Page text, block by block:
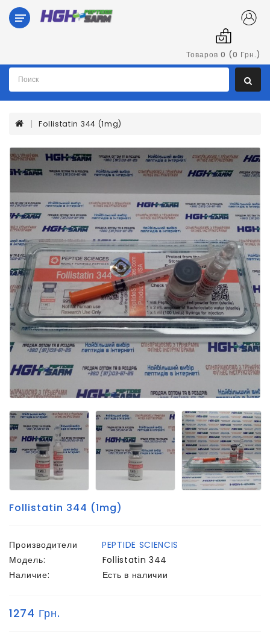
Категории
Пептиды
Товаров 0 (0 Грн.)
Follistatin 344 (1mg)
Follistatin 344 (1mg)
Производители
PEPTIDE SCIENCIS
Модель:
Follistatin 344
Наличие:
Есть в наличии
1274 Грн.